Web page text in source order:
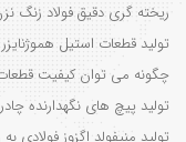
ریخته گری دقیق فولاد زنگ
تولید قطعات استیل هموژنایزر
چگونه می توان کیفیت قطعات
تولید پیچ های نگهدارنده
تولید منیفولد اگزوز